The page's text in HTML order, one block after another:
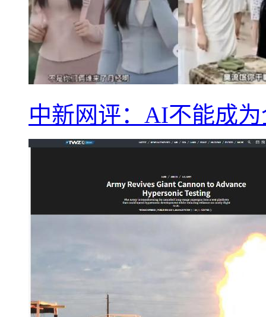
中新网评：AI不能成